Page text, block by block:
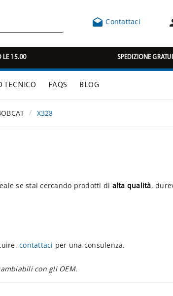
 Contattaci
LE 15.00 SPEDIZIONE
TECNICO FAQS BLOG
X328
se stai cercando prodotti di alta qualità,
contattaci per una consulenza.
con gli OEM.